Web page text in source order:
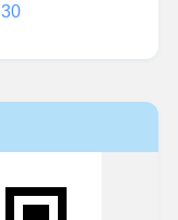
30